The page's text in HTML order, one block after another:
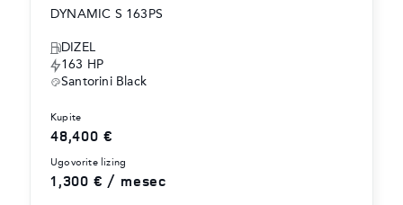
DYNAMIC S 163PS
DIZEL
163 HP
Santorini Black
kupite
48,400 €
ugovorite lizing
1,300 € / mesec